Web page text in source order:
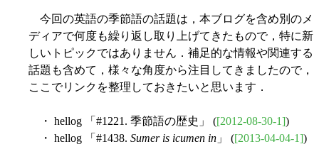
今回の英語の季節語の話題は，本ブログを含め別のメ
ディアで何度も繰り返し取り上げてきたもので，特に新
しいトピックではありません．補足的な情報や関連する
話題も含めて，様々な角度から注目してきましたので，
ここでリンクを整理しておきたいと思います．
・ hellog 「#1221. 季節語の歴史」 ([2012-08-30-1])
・ hellog 「#1438. Sumer is icumen in 」 ([2013-04-04-1])